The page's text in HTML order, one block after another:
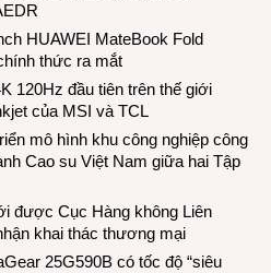
HUAWEI MateBook Fold
thức ra mắt
120Hz đầu tiên trên thế giới
của MSI và TCL
mô hình khu công nghiệp công
Cao su Việt Nam giữa hai Tập
được Cục Hàng không Liên
khai thác thương mại
25G590B có tốc độ “siêu